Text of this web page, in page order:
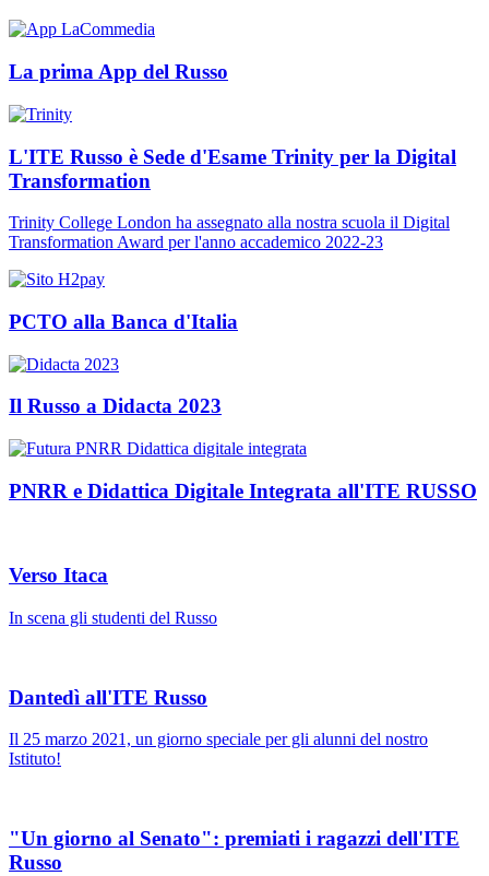
La prima App del Russo
L'ITE Russo è Sede d'Esame Trinity per la Digital
Transformation
Trinity College London ha assegnato alla nostra scuola il Digital
Transformation Award per l'anno accademico 2022-23
PCTO alla Banca d'Italia
Il Russo a Didacta 2023
PNRR e Didattica Digitale Integrata all'ITE RUSSO
Verso Itaca
In scena gli studenti del Russo
Dantedì all'ITE Russo
Il 25 marzo 2021, un giorno speciale per gli alunni del nostro
Istituto!
"Un giorno al Senato": premiati i ragazzi dell'ITE
Russo